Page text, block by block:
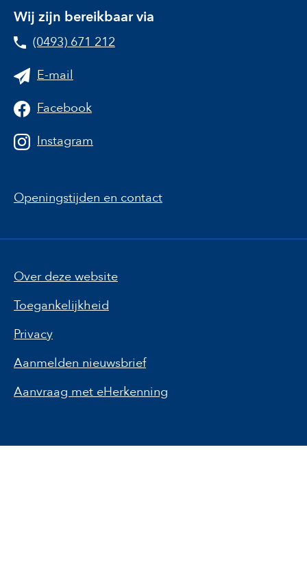
Wij zijn bereikbaar via
(0493) 671 212
E-mail
Facebook
Instagram
Openingstijden en contact
Over deze website
Toegankelijkheid
Privacy
Aanmelden nieuwsbrief
Aanvraag met eHerkenning